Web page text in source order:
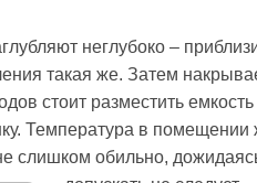
неглубоко –
такая же. Затем
стоит разместить
Температура в
слишком обильно,